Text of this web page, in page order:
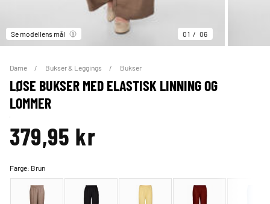
Se modellens mål 01 06
Dame Bukser & Leggings Bukser
LØSE BUKSER MED ELASTISK LINNING OG
LOMMER
379,95 kr
Farge: Brun